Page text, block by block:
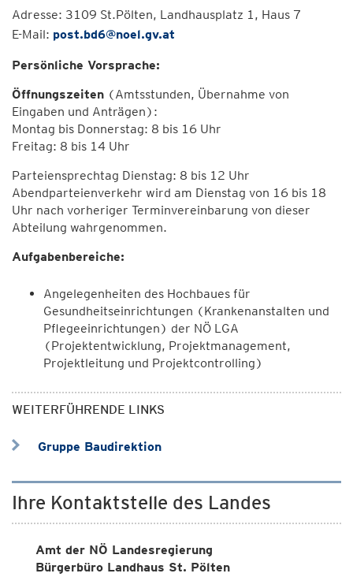
Adresse: 3109 St.Pölten, Landhausplatz 1, Haus 7
E-Mail: post.bd6@noel.gv.at
Persönliche Vorsprache:
Öffnungszeiten (Amtsstunden, Übernahme von
Eingaben und Anträgen):
Montag bis Donnerstag: 8 bis 16 Uhr
Freitag: 8 bis 14 Uhr
Parteiensprechtag Dienstag: 8 bis 12 Uhr
Abendparteienverkehr wird am Dienstag von 16 bis 18
Uhr nach vorheriger Terminvereinbarung von dieser
Abteilung wahrgenommen.
Aufgabenbereiche:
Angelegenheiten des Hochbaues für
Gesundheitseinrichtungen (Krankenanstalten und
Pflegeeinrichtungen) der NÖ LGA
(Projektentwicklung, Projektmanagement,
Projektleitung und Projektcontrolling)
WEITERFÜHRENDE LINKS
Gruppe Baudirektion
Ihre Kontaktstelle des Landes
Amt der NÖ Landesregierung
Bürgerbüro Landhaus St. Pölten